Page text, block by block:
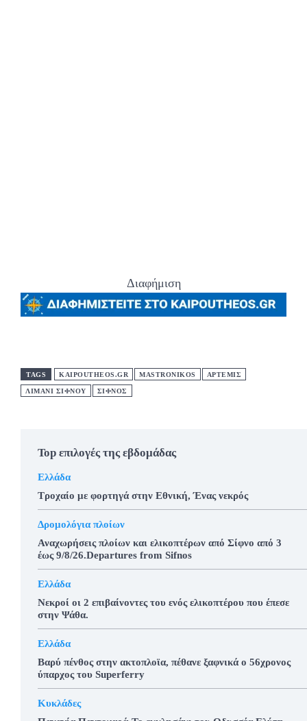
Διαφήμιση
TAGS KAIPOUTHEOS.GR MASTRONIKOS ΑΡΤΕΜΙΣ
ΛΙΜΑΝΙ ΣΙΦΝΟΥ ΣΊΦΝΟΣ
Top επιλογές της εβδομάδας
Ελλάδα
Τροχαίο με φορτηγά στην Εθνική, Ένας νεκρός
Δρομολόγια πλοίων
Αναχωρήσεις πλοίων και ελικοπτέρων από Σίφνο από 3
έως 9/8/26.Departures from Sifnos
Ελλάδα
Νεκροί οι 2 επιβαίνοντες του ενός ελικοπτέρου που έπεσε
στην Ψάθα.
Ελλάδα
Βαρύ πένθος στην ακτοπλοϊα, πέθανε ξαφνικά ο 56χρονος
ύπαρχος του Superferry
Κυκλάδες